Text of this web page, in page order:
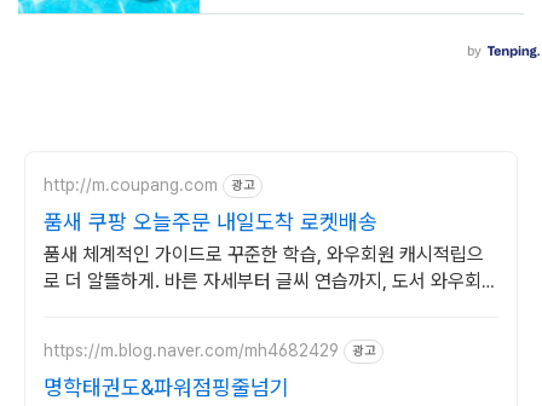
http://m.coupang.com 광고
품새 쿠팡 오늘주문 내일도착 로켓배송
품새 체계적인 가이드로 꾸준한 학습, 와우회원 캐시적립으
로 더 알뜰하게. 바른 자세부터 글씨 연습까지, 도서 와우회원
https://m.blog.naver.com/mh4682429 광고
명학태권도&파워점핑줄넘기